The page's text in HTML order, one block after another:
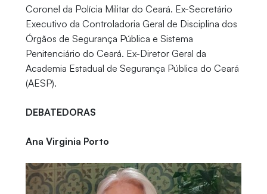
Coronel da Polícia Militar do Ceará. Ex-Secretário
Executivo da Controladoria Geral de Disciplina dos
Órgãos de Segurança Pública e Sistema
Penitenciário do Ceará. Ex-Diretor Geral da
Academia Estadual de Segurança Pública do Ceará
(AESP).
DEBATEDORAS
Ana Virginia Porto